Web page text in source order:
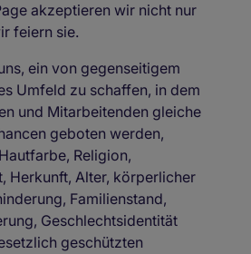
akzeptieren wir nicht nur
feiern sie.
ein von gegenseitigem
Umfeld zu schaffen, in dem
und Mitarbeitenden gleiche
geboten werden,
Religion,
Herkunft, Alter, körperlicher
Familienstand,
Geschlechtsidentität
geschützten